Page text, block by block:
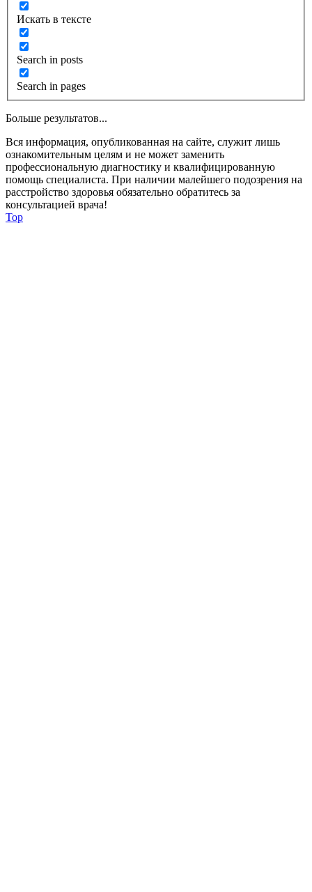
Искать в тексте
Search in posts
Search in pages
Больше результатов...
Вся информация, опубликованная на сайте, служит лишь
ознакомительным целям и не может заменить
профессиональную диагностику и квалифицированную
помощь специалиста. При наличии малейшего подозрения на
расстройство здоровья обязательно обратитесь за
консультацией врача!
Top